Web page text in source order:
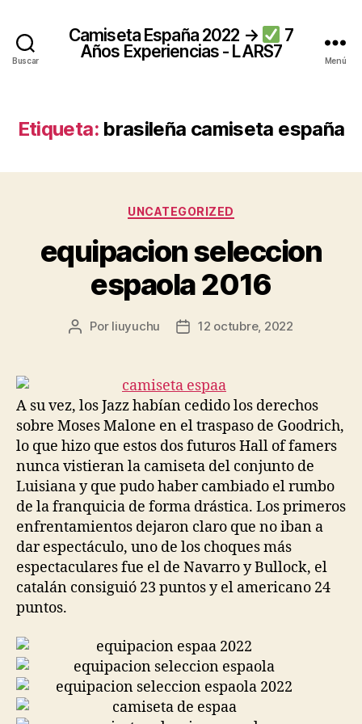
Buscar
Camiseta España 2022 →
7
Años Experiencias - LARS7
Menú
Etiqueta: brasileña camiseta españa
Categorías
UNCATEGORIZED
equipacion seleccion
espaola 2016
Autor
Por liuyuchu
Fecha
entrada
12 octubre, 2022
A su vez, los Jazz habían cedido los derechos
sobre Moses Malone en el traspaso de Goodrich,
lo que hizo que estos dos futuros Hall of famers
nunca vistieran la camiseta del conjunto de
Luisiana y que pudo haber cambiado el rumbo
de la franquicia de forma drástica. Los primeros
enfrentamientos dejaron claro que no iban a
dar espectáculo, uno de los choques más
espectaculares fue el de Navarro y Bullock, el
catalán consiguió 23 puntos y el americano 24
puntos.